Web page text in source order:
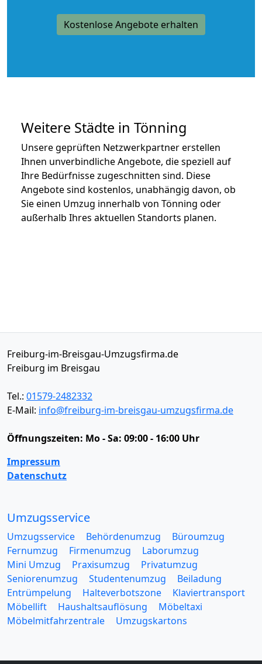
Kostenlose Angebote erhalten
Weitere Städte in Tönning
Unsere geprüften Netzwerkpartner erstellen
Ihnen unverbindliche Angebote, die speziell auf
Ihre Bedürfnisse zugeschnitten sind. Diese
Angebote sind kostenlos, unabhängig davon, ob
Sie einen Umzug innerhalb von Tönning oder
außerhalb Ihres aktuellen Standorts planen.
Freiburg-im-Breisgau-Umzugsfirma.de
Freiburg im Breisgau
Tel.: 01579-2482332
E-Mail: info@freiburg-im-breisgau-umzugsfirma.de
Öffnungszeiten: Mo - Sa: 09:00 - 16:00 Uhr
Impressum
Datenschutz
Umzugsservice
Umzugsservice Behördenumzug
Büroumzug
Fernumzug
Firmenumzug
Laborumzug
Mini Umzug
Praxisumzug
Privatumzug
Seniorenumzug
Studentenumzug
Beiladung
Entrümpelung
Halteverbotszone
Klaviertransport
Möbellift
Haushaltsauflösung
Möbeltaxi
Möbelmitfahrzentrale
Umzugskartons